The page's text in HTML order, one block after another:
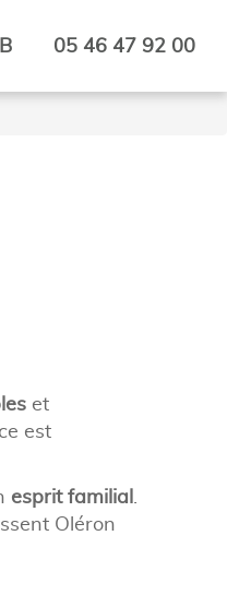
05 46 47 92 00
et
est
esprit familial.
Oléron